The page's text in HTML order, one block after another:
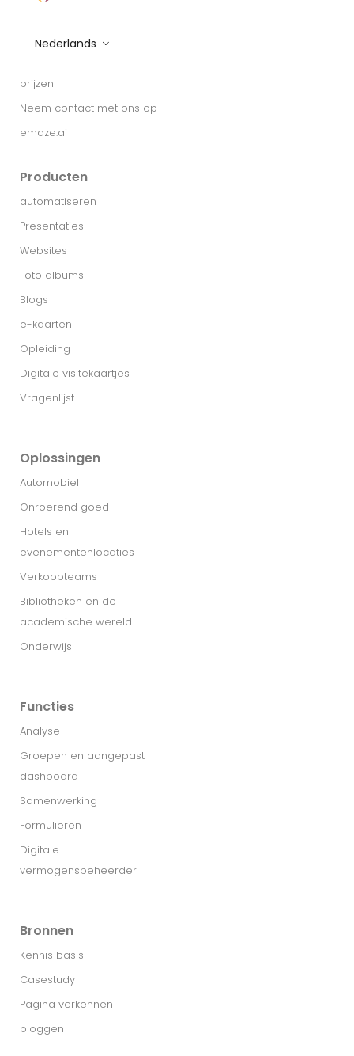
Nederlands
prijzen
Neem contact met ons op
emaze.ai
Producten
automatiseren
Presentaties
Websites
Foto albums
Blogs
e-kaarten
Opleiding
Digitale visitekaartjes
Vragenlijst
Oplossingen
Automobiel
Onroerend goed
Hotels en
evenementenlocaties
Verkoopteams
Bibliotheken en de
academische wereld
Onderwijs
Functies
Analyse
Groepen en aangepast
dashboard
Samenwerking
Formulieren
Digitale
vermogensbeheerder
Bronnen
Kennis basis
Casestudy
Pagina verkennen
bloggen